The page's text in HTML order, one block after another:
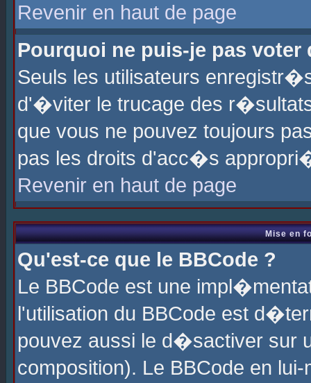
Revenir en haut de page
Pourquoi ne puis-je pas voter
Seuls les utilisateurs
d'�viter le trucage des
que vous ne pouvez toujours
pas les droits d'acc�s
Revenir en haut de page
Mise en
Qu'est-ce que le BBCode ?
Le BBCode est une
l'utilisation du BBCode est
pouvez aussi le d�sactiver sur
composition). Le BBCode en